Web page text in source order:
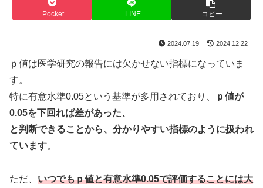
Pocket LINE コピー
2024.07.19 2024.12.22
ｐ値は医学研究の報告には欠かせない指標になっていま
す。
特に有意水準0.05という基準が多用されており、
ｐ値が
0.05を下回れば差があった、
と判断できることから、分かりやすい指標のように扱われ
ています。
ただ、 いつでもｐ値と有意水準0.05で評価することには大